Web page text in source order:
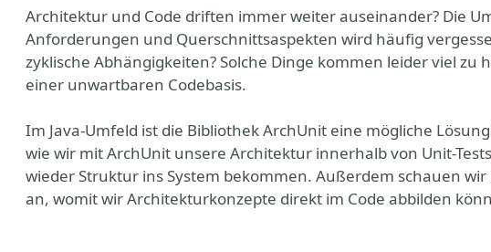
Architektur und Code driften immer weiter auseinander? Die
Anforderungen und Querschnittsaspekten wird häufig
zyklische Abhängigkeiten? Solche Dinge kommen leider viel zu
einer unwartbaren Codebasis.
Im Java-Umfeld ist die Bibliothek ArchUnit eine mögliche
wie wir mit ArchUnit unsere Architektur innerhalb von Unit-
wieder Struktur ins System bekommen. Außerdem schauen
an, womit wir Architekturkonzepte direkt im Code abbilden